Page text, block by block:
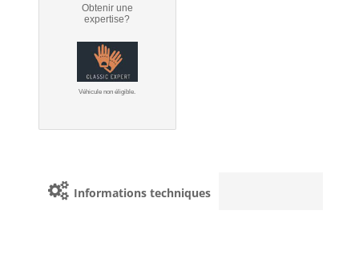
Obtenir une
expertise?
Véhicule non éligible.
Informations techniques